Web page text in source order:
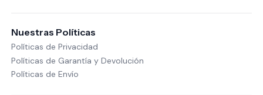
Nuestras Políticas
Políticas de Privacidad
Políticas de Garantía y Devolución
Políticas de Envío